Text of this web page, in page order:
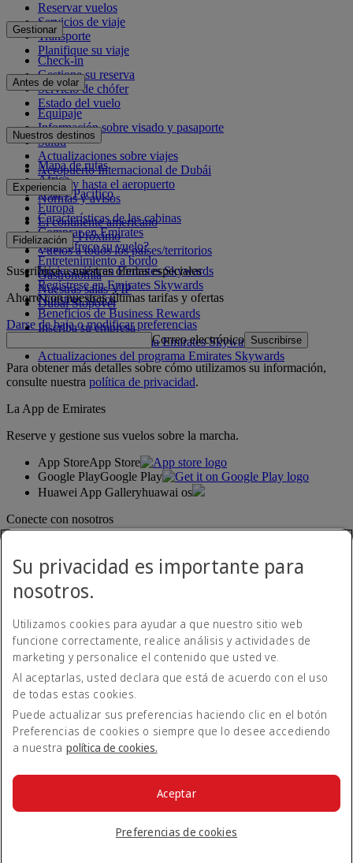
Reservar vuelos
Servicios de viaje
Transporte
Planifique su viaje
Gestionar
Check-in
Gestione su reserva
Servicio de chófer
Estado del vuelo
Antes de volar
Equipaje
Información sobre visado y pasaporte
Salud
Actualizaciones sobre viajes
Aeropuerto Internacional de Dubái
Desde y hasta el aeropuerto
Normas y avisos
Nuestros destinos
Mapa de rutas
África
Asia y Pacífico
Europa
El continente americano
Oriente Próximo
Vuelos a todos los países/territorios
Experiencia
Características de las cabinas
Comprar en Emirates
¿Qué ofrece su vuelo?
Entretenimiento a bordo
Gastronomía
Nuestras salas VIP
Dubai Stopover
Fidelización
Inicie sesión en Emirates Skywards
Regístrese en Emirates Skywards
Nuestros socios
Beneficios de Business Rewards
Inscriba su empresa
Normativa del programa Emirates Skywards
Actualizaciones del programa Emirates Skywards
Suscribirse a nuestras ofertas especiales
Ahorre con nuestras últimas tarifas y ofertas
Darse de baja o modificar preferencias
Correo electrónico Suscribirse
Para obtener más detalles sobre cómo utilizamos su información,
consulte nuestra política de privacidad.
La App de Emirates
Reserve y gestione sus vuelos sobre la marcha.
App StoreApp Store
Google PlayGoogle Play
Huawei App Galleryhuawai os
Conecte con nosotros
Declaración de accesibilidad
Contacte con nosotros
Política de privacidad
Condiciones generales
Política de cookies
Ciberseguridad
© 2026 The Emirates Group. Todos los derechos reservados.
Su privacidad es importante para
nosotros.
Utilizamos cookies para ayudar a que nuestro sitio web
funcione correctamente, realice análisis y actividades de
marketing y personalice el contenido que usted ve.
Al aceptarlas, usted declara que está de acuerdo con el uso
de todas estas cookies.
Puede actualizar sus preferencias haciendo clic en el botón
Preferencias de cookies o siempre que lo desee accediendo
a nuestra política de cookies.
Preferencias de cookies
Aceptar